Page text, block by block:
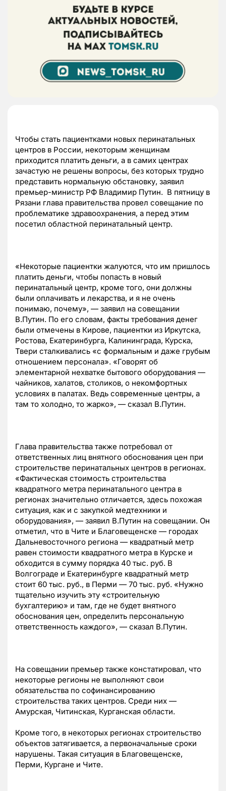
Чтобы стать пациентками новых перинатальных
центров в России, некоторым женщинам
приходится платить деньги, а в самих центрах
зачастую не решены вопросы, без которых трудно
представить нормальную обстановку, заявил
премьер-министр РФ Владимир Путин. В пятницу в
Рязани глава правительства провел совещание по
проблематике здравоохранения, а перед этим
посетил областной перинатальный центр.
«Некоторые пациентки жалуются, что им пришлось
платить деньги, чтобы попасть в новый
перинатальный центр, кроме того, они должны
были оплачивать и лекарства, и я не очень
понимаю, почему», — заявил на совещании
В.Путин. По его словам, факты требования денег
были отмечены в Кирове, пациентки из Иркутска,
Ростова, Екатеринбурга, Калининграда, Курска,
Твери сталкивались «с формальным и даже грубым
отношением персонала». «Говорят об
элементарной нехватке бытового оборудования —
чайников, халатов, столиков, о некомфортных
условиях в палатах. Ведь современные центры, а
там то холодно, то жарко», — сказал В.Путин.
Глава правительства также потребовал от
ответственных лиц внятного обоснования цен при
строительстве перинатальных центров в регионах.
«Фактическая стоимость строительства
квадратного метра перинатального центра в
регионах значительно отличается, здесь похожая
ситуация, как и с закупкой медтехники и
оборудования», — заявил В.Путин на совещании. Он
отметил, что в Чите и Благовещенске — городах
Дальневосточного региона — квадратный метр
равен стоимости квадратного метра в Курске и
обходится в сумму порядка 40 тыс. руб. В
Волгограде и Екатеринбурге квадратный метр
стоит 60 тыс. руб., в Перми — 70 тыс. руб. «Нужно
тщательно изучить эту «строительную
бухгалтерию» и там, где не будет внятного
обоснования цен, определить персональную
ответственность каждого», — сказал В.Путин.
На совещании премьер также констатировал, что
некоторые регионы не выполняют свои
обязательства по софинансированию
строительства таких центров. Среди них —
Амурская, Читинская, Курганская области.
Кроме того, в некоторых регионах строительство
объектов затягивается, а первоначальные сроки
нарушены. Такая ситуация в Благовещенске,
Перми, Кургане и Чите.